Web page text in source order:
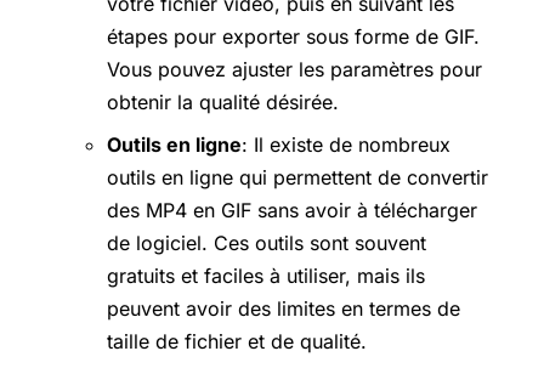
étapes pour exporter sous forme de GIF.
Vous pouvez ajuster les paramètres pour
obtenir la qualité désirée.
Outils en ligne: Il existe de nombreux
outils en ligne qui permettent de convertir
des MP4 en GIF sans avoir à télécharger
de logiciel. Ces outils sont souvent
gratuits et faciles à utiliser, mais ils
peuvent avoir des limites en termes de
taille de fichier et de qualité.